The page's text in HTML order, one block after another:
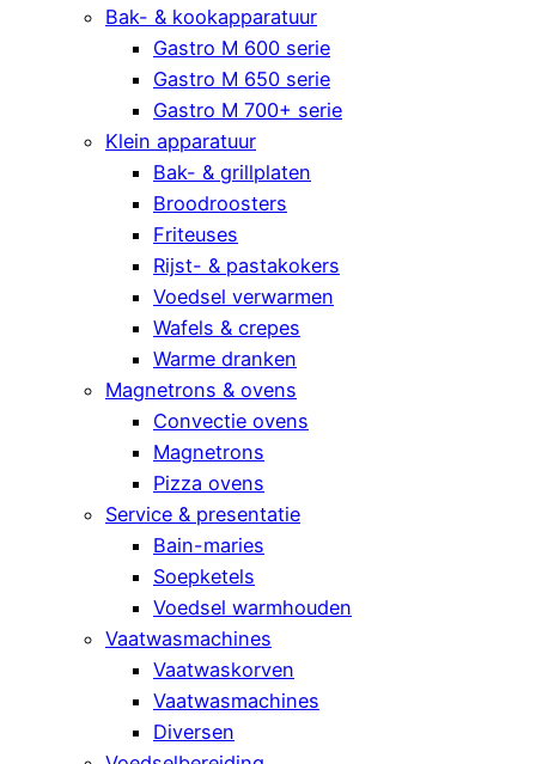
Bak- & kookapparatuur
Gastro M 600 serie
Gastro M 650 serie
Gastro M 700+ serie
Klein apparatuur
Bak- & grillplaten
Broodroosters
Friteuses
Rijst- & pastakokers
Voedsel verwarmen
Wafels & crepes
Warme dranken
Magnetrons & ovens
Convectie ovens
Magnetrons
Pizza ovens
Service & presentatie
Bain-maries
Soepketels
Voedsel warmhouden
Vaatwasmachines
Vaatwaskorven
Vaatwasmachines
Diversen